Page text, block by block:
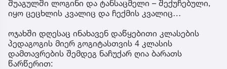
შუაგულში ლოგინი და ტანსაცმელი – შექუჩებული,
იყო ცეცხლის კვალიც და ჩექმის კვალიც…
ოჯახში დღესაც ინახავენ დაწყებითი კლასების
პედაგოგის მიერ გოგიტასთვის 4 კლასის
დამთავრების შემდეგ ნაჩუქარ ღია ბარათს
წარწერით: